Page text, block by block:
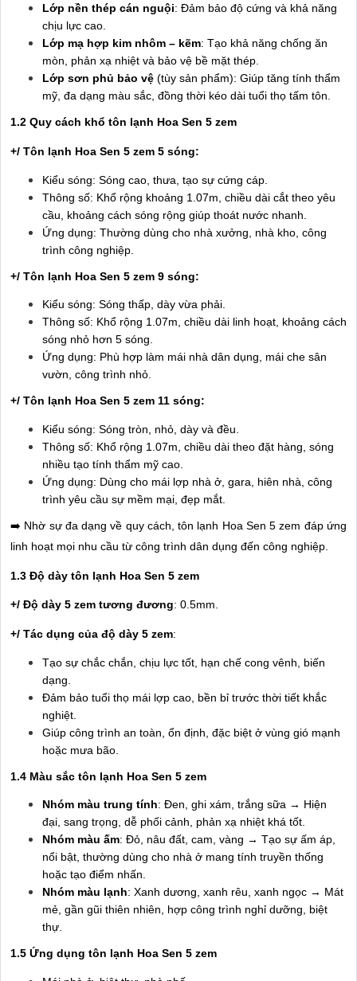
Lớp nền thép cán nguội: Đảm bảo độ cứng và khả năng
chịu lực cao.
Lớp mạ hợp kim nhôm – kẽm: Tạo khả năng chống ăn
mòn, phản xạ nhiệt và bảo vệ bề mặt thép.
Lớp sơn phủ bảo vệ (tùy sản phẩm): Giúp tăng tính thẩm
mỹ, đa dạng màu sắc, đồng thời kéo dài tuổi thọ tấm tôn.
1.2 Quy cách khổ tôn lạnh Hoa Sen 5 zem
+/ Tôn lạnh Hoa Sen 5 zem 5 sóng:
Kiểu sóng: Sóng cao, thưa, tạo sự cứng cáp.
Thông số: Khổ rộng khoảng 1.07m, chiều dài cắt theo yêu
cầu, khoảng cách sóng rộng giúp thoát nước nhanh.
Ứng dụng: Thường dùng cho nhà xưởng, nhà kho, công
trình công nghiệp.
+/ Tôn lạnh Hoa Sen 5 zem 9 sóng:
Kiểu sóng: Sóng thấp, dày vừa phải.
Thông số: Khổ rộng 1.07m, chiều dài linh hoạt, khoảng cách
sóng nhỏ hơn 5 sóng.
Ứng dụng: Phù hợp làm mái nhà dân dụng, mái che sân
vườn, công trình nhỏ.
+/ Tôn lạnh Hoa Sen 5 zem 11 sóng:
Kiểu sóng: Sóng tròn, nhỏ, dày và đều.
Thông số: Khổ rộng 1.07m, chiều dài theo đặt hàng, sóng
nhiều tạo tính thẩm mỹ cao.
Ứng dụng: Dùng cho mái lợp nhà ở, gara, hiên nhà, công
trình yêu cầu sự mềm mại, đẹp mắt.
➡️ Nhờ sự đa dạng về quy cách, tôn lạnh Hoa Sen 5 zem đáp ứng
linh hoạt mọi nhu cầu từ công trình dân dụng đến công nghiệp.
1.3 Độ dày tôn lạnh Hoa Sen 5 zem
+/ Độ dày 5 zem tương đương: 0.5mm.
+/ Tác dụng của độ dày 5 zem:
Tạo sự chắc chắn, chịu lực tốt, hạn chế cong vênh, biến
dạng.
Đảm bảo tuổi thọ mái lợp cao, bền bỉ trước thời tiết khắc
nghiệt.
Giúp công trình an toàn, ổn định, đặc biệt ở vùng gió mạnh
hoặc mưa bão.
1.4 Màu sắc tôn lạnh Hoa Sen 5 zem
Nhóm màu trung tính: Đen, ghi xám, trắng sữa → Hiện
đại, sang trọng, dễ phối cảnh, phản xạ nhiệt khá tốt.
Nhóm màu ấm: Đỏ, nâu đất, cam, vàng → Tạo sự ấm áp,
nổi bật, thường dùng cho nhà ở mang tính truyền thống
hoặc tạo điểm nhấn.
Nhóm màu lạnh: Xanh dương, xanh rêu, xanh ngọc → Mát
mẻ, gần gũi thiên nhiên, hợp công trình nghỉ dưỡng, biệt
thự.
1.5 Ứng dụng tôn lạnh Hoa Sen 5 zem